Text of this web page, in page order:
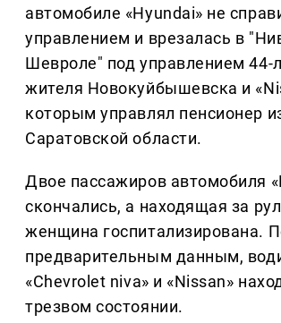
автомобиле «Hyundai» не
управлением и врезалась в
Шевроле" под управлением 44-
жителя Новокуйбышевска и
которым управлял пенсионер
Саратовской области.
Двое пассажиров автомобиля
скончались, а находящая за
женщина госпитализирована.
предварительным данным,
«Chevrolet niva» и «Nissan»
трезвом состоянии.